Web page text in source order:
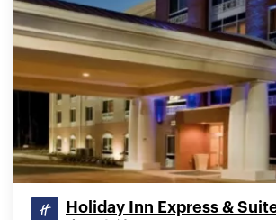
Holiday Inn Express &